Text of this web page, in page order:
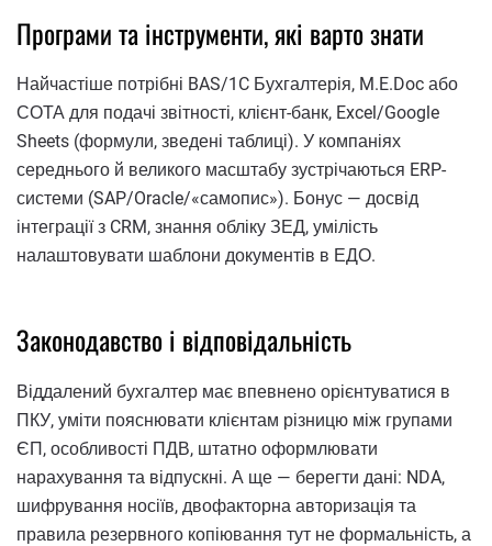
Програми та інструменти, які варто знати
Найчастіше потрібні BAS/1C Бухгалтерія, M.E.Doc або
СОТА для подачі звітності, клієнт-банк, Excel/Google
Sheets (формули, зведені таблиці). У компаніях
середнього й великого масштабу зустрічаються ERP-
системи (SAP/Oracle/«самопис»). Бонус — досвід
інтеграції з CRM, знання обліку ЗЕД, умілість
налаштовувати шаблони документів в ЕДО.
Законодавство і відповідальність
Віддалений бухгалтер має впевнено орієнтуватися в
ПКУ, уміти пояснювати клієнтам різницю між групами
ЄП, особливості ПДВ, штатно оформлювати
нарахування та відпускні. А ще — берегти дані: NDA,
шифрування носіїв, двофакторна авторизація та
правила резервного копіювання тут не формальність, а